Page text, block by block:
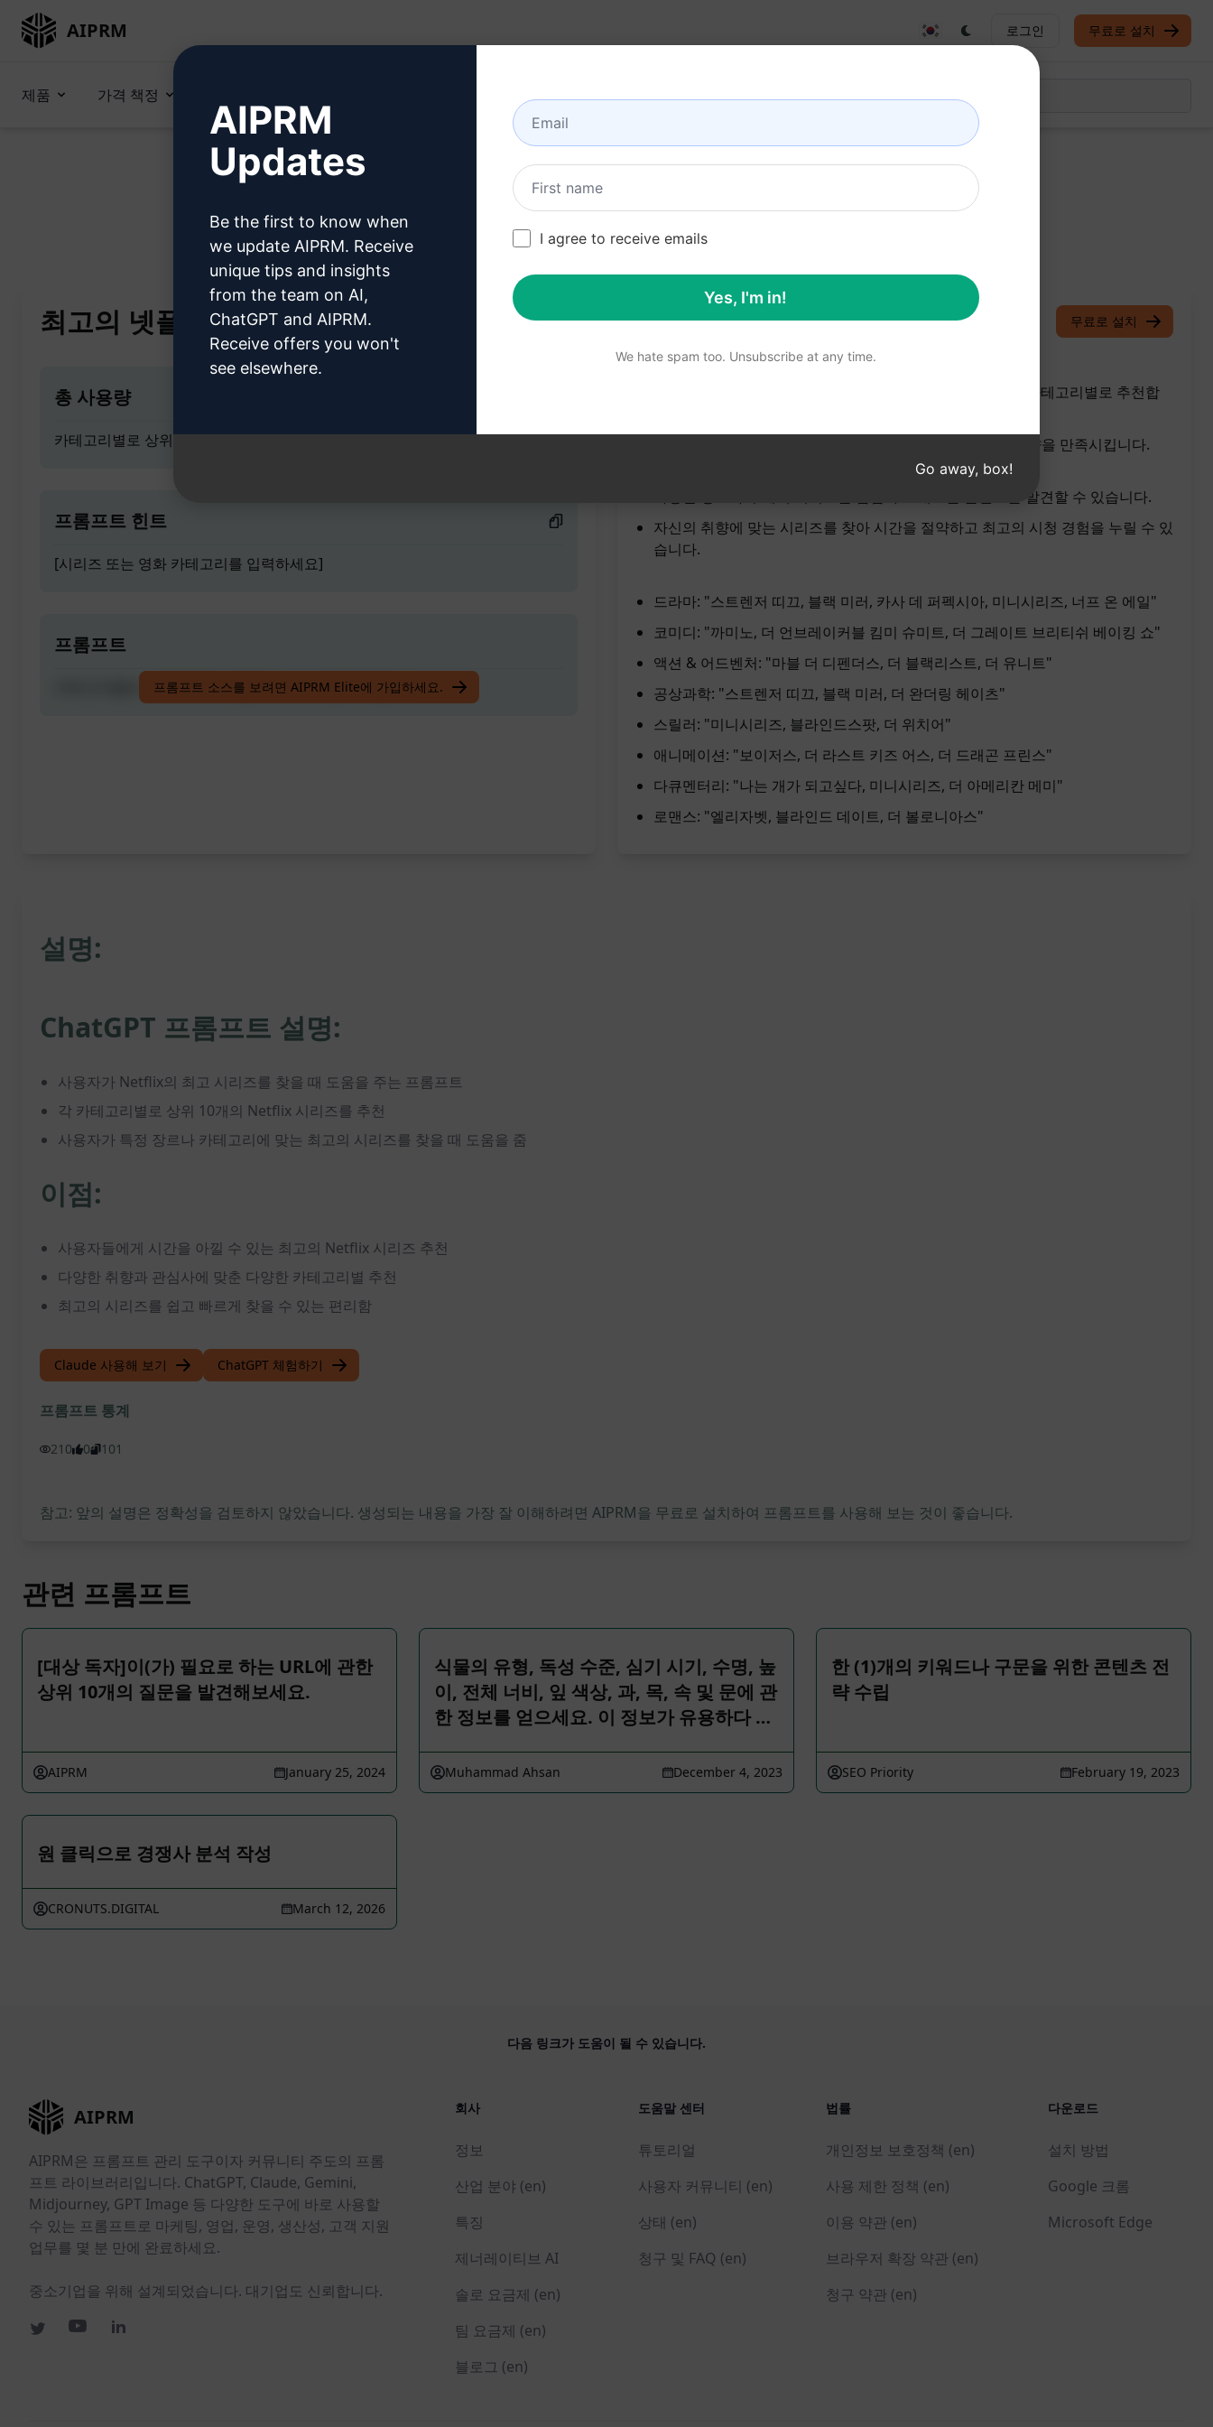
AIPRM 로그인 무료로 설치
제품 가격 책정 정보
Home / AI 프롬프트 / Marketing Prompts
210
0 101
최고의 넷플릭스 시리즈
총 사용량
카테고리별로 상위 10개의 넷플릭스 시리즈를 추천합니다.
프롬프트 힌트
[시리즈 또는 영화 카테고리를 입력하세요]
프롬프트
카테고리별로 상위 10개의 넷플릭스 시리즈를 추천합니다.
프롬프트 소스를 보려면 AIPRM Elite에 가입하세요.
요약 무료로 설치
사용자가 입력한 정보를 기반으로 최고의 Netflix 시리즈를 카테고리별로 추천합
각 카테고리에서 상위 10개의 시리즈를 제공하여 다양한 취향을 만족시킵니다.
다양한 장르와 주제의 시리즈를 탐험하고 새로운 콘텐츠를 발견할 수 있습니다.
자신의 취향에 맞는 시리즈를 찾아 시간을 절약하고 최고의 시청 경험을 누릴 수 있
습니다.
드라마: "스트렌저 띠끄, 블랙 미러, 카사 데 퍼펙시아, 미니시리즈, 너프 온 에일"
코미디: "까미노, 더 언브레이커블 킴미 슈미트, 더 그레이트 브리티쉬 베이킹 쇼"
액션 & 어드벤처: "마블 더 디펜더스, 더 블랙리스트, 더 유니트"
공상과학: "스트렌저 띠끄, 블랙 미러, 더 완더링 헤이츠"
스릴러: "미니시리즈, 블라인드스팟, 더 위치어"
애니메이션: "보이저스, 더 라스트 키즈 어스, 더 드래곤 프린스"
다큐멘터리: "나는 개가 되고싶다, 미니시리즈, 더 아메리칸 메미"
로맨스: "엘리자벳, 블라인드 데이트, 더 볼로니아스"
설명:
ChatGPT 프롬프트 설명:
사용자가 Netflix의 최고 시리즈를 찾을 때 도움을 주는 프롬프트
각 카테고리별로 상위 10개의 Netflix 시리즈를 추천
사용자가 특정 장르나 카테고리에 맞는 최고의 시리즈를 찾을 때 도움을 줌
이점:
사용자들에게 시간을 아낄 수 있는 최고의 Netflix 시리즈 추천
다양한 취향과 관심사에 맞춘 다양한 카테고리별 추천
최고의 시리즈를 쉽고 빠르게 찾을 수 있는 편리함
Claude 사용해 보기 ChatGPT 체험하기
프롬프트 통계
210 0 101
참고: 앞의 설명은 정확성을 검토하지 않았습니다. 생성되는 내용을 가장 잘 이해하려면 AIPRM을 무료로 설치하여 프롬프트를 사용해 보는 것이 좋습니다.
관련 프롬프트
[대상 독자]이(가) 필요로 하는 URL에 관한
상위 10개의 질문을 발견해보세요.
AIPRM January 25, 2024
식물의 유형, 독성 수준, 심기 시기, 수명, 높
이, 전체 너비, 잎 색상, 과, 목, 속 및 문에 관
한 정보를 얻으세요. 이 정보가 유용하다 …
Muhammad Ahsan December 4, 2023
한 (1)개의 키워드나 구문을 위한 콘텐츠 전
략 수립
SEO Priority February 19, 2023
원 클릭으로 경쟁사 분석 작성
CRONUTS.DIGITAL March 12, 2026
다음 링크가 도움이 될 수 있습니다.
AIPRM
AIPRM은 프롬프트 관리 도구이자 커뮤니티 주도의 프롬
프트 라이브러리입니다. ChatGPT, Claude, Gemini,
Midjourney, GPT Image 등 다양한 도구에 바로 사용할
수 있는 프롬프트로 마케팅, 영업, 운영, 생산성, 고객 지원
업무를 몇 분 만에 완료하세요.
중소기업을 위해 설계되었습니다. 대기업도 신뢰합니다.
회사
정보
산업 분야 (en)
특징
제너레이티브 AI
솔로 요금제 (en)
팀 요금제 (en)
블로그 (en)
도움말 센터
튜토리얼
사용자 커뮤니티 (en)
상태 (en)
청구 및 FAQ (en)
법률
개인정보 보호정책 (en)
사용 제한 정책 (en)
이용 약관 (en)
브라우저 확장 약관 (en)
청구 약관 (en)
다운로드
설치 방법
Google 크롬
Microsoft Edge
AIPRM
Updates
Be the first to know when
we update AIPRM. Receive
unique tips and insights
from the team on AI,
ChatGPT and AIPRM.
Receive offers you won't
see elsewhere.
I agree to receive emails
Yes, I'm in!
We hate spam too. Unsubscribe at any time.
Go away, box!